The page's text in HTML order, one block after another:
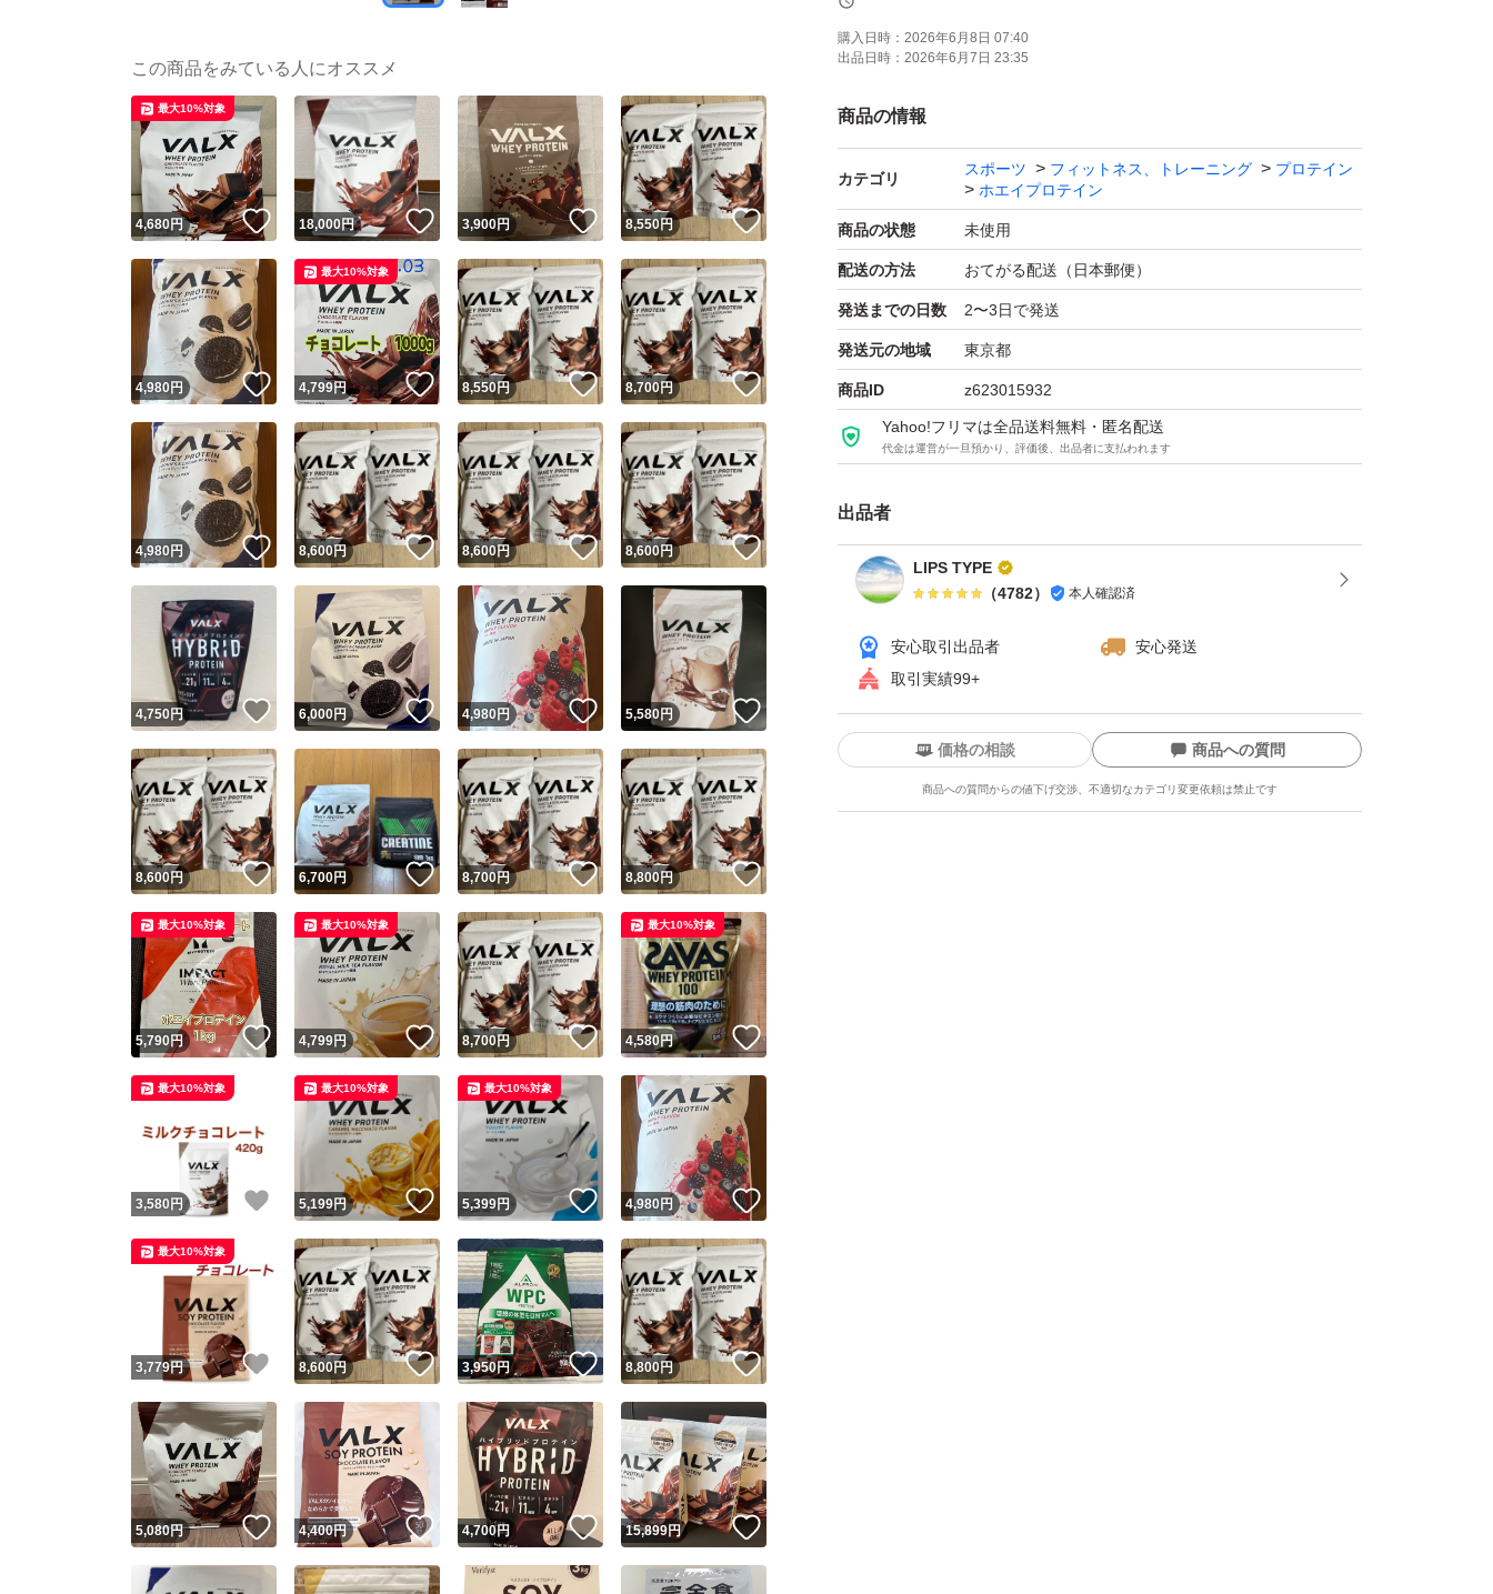
VALX バルクス プロテイン チョコレート風味
賞味期限2028.03
自宅保管につきパッケージスレ傷等ある場合もございます。
最安値の為、簡易包装宅配ビニール袋に入れゆうパケットポスト
発送させていただきますのでご理解いただける方のみご検討くだ
さい。
購入日時： 2026年6月8日 07:40
出品日時： 2026年6月7日 23:35
商品の情報
カテゴリ
スポーツ フィットネス、トレーニング
プロテイン
ホエイプロテイン
商品の状態 未使用
配送の方法 おてがる配送（日本郵便）
発送までの日数 2〜3日で発送
発送元の地域 東京都
商品ID z623015932
Yahoo!フリマは全品送料無料・匿名配送
代金は運営が一旦預かり、評価後、出品者に支払われます
出品者
LIPS TYPE
（4782） 本人確認済
安心取引出品者
安心発送
取引実績99+
ユーザーの実績について
Yahoo!フリマが定めた一定の基準を満たしたユーザーにバッジを付与しています
安心取引出品者
安心取引出品者 Yahoo!フリマの基準をクリアした安心・安全なユーザーです
取引実績
取引実績◯+ このユーザーはYahoo!フリマの取引を完了させた実績があります
他フリマ実績◯+ このユーザーは他フリマサービスでの取引実績があります
スピード&安心発送
価格の相談 商品への質問
商品への質問からの値下げ交渉、不適切なカテゴリ変更依頼は禁止です
この商品の情報をコピーします
商品画像の無断転載は禁止されています
コピーは1商品につき1回です
出品ページへ
キャンセル
この商品をみている人にオススメ
4,680円 いいね！
最大10%対象
18,000円 いいね！
3,900円 いいね！
8,550円 いいね！
4,980円 いいね！
4,799円 いいね！
最大10%対象
8,550円 いいね！
8,700円 いいね！
4,980円 いいね！
8,600円 いいね！
8,600円 いいね！
8,600円 いいね！
4,750 円 いいね！
6,000円 いいね！
4,980円 いいね！
5,580円 いいね！
8,600円 いいね！
6,700円 いいね！
8,700円 いいね！
8,800円 いいね！
5,790円 いいね！
最大10%対象
4,799円 いいね！
最大10%対象
8,700円 いいね！
4,580円 いいね！
最大10%対象
3,580 円 いいね！
最大10%対象
5,199円 いいね！
最大10%対象
5,399円 いいね！
最大10%対象
4,980円
3,779円 いいね！
最大10%対象
8,600円 いいね！
3,950円 いいね！
8,800円 いいね！
5,080円 いいね！
4,400円 いいね！
4,700円 いいね！
15,899円 いいね！